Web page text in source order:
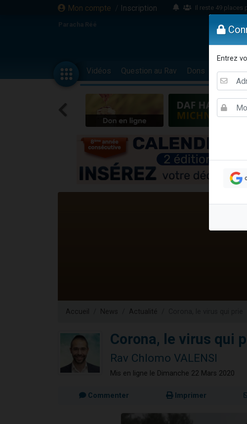
Mon compte / Inscription
Il reste 49 places
16 personnes
2 personnes
17 personnes
4 personnes viennent
Il reste 49 places
Eva vient de donner
4 personnes viennent
3 personnes
Odaya vient de
2 personnes
13 personnes
30 personnes
Il reste 49
Paracha Réé
Vidéos Question au Rav Dons Femmes
Accueil News Actualité
Corona, le virus qui
Rav Chlomo VALENSI
Mis en ligne le Dimanche 22 Mars 2020
Commenter Imprimer
Entrez